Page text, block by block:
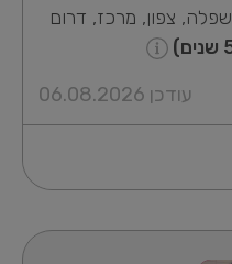
שפלה, צפון, מרכז, דרום
עודכן 06.08.2026